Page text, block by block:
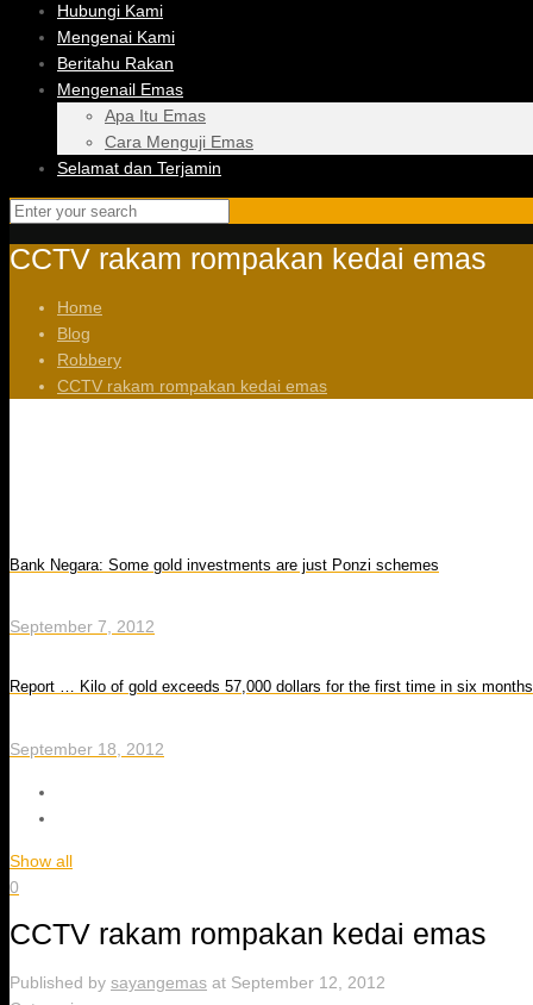
Hubungi Kami
Mengenai Kami
Beritahu Rakan
Mengenail Emas
Apa Itu Emas
Cara Menguji Emas
Selamat dan Terjamin
CCTV rakam rompakan kedai emas
Home
Blog
Robbery
CCTV rakam rompakan kedai emas
Bank Negara: Some gold investments are just Ponzi schemes
September 7, 2012
Report … Kilo of gold exceeds 57,000 dollars for the first time in six months
September 18, 2012
Show all
0
CCTV rakam rompakan kedai emas
Published by sayangemas at September 12, 2012